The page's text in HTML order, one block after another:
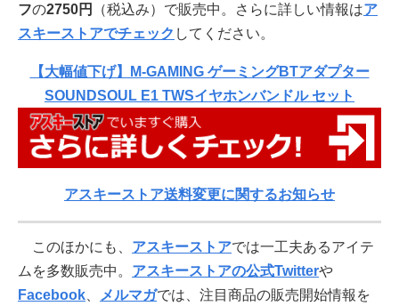
フの2750円 （税込み）で販売中。さらに詳しい情報はア
スキーストアでチェック してください。
【大幅値下げ】M-GAMING ゲーミングBTアダプター
SOUNDSOUL E1 TWSイヤホンバンドル セット
アスキーストア送料変更に関するお知らせ
このほかにも、 アスキーストアでは一工夫あるアイテ
ムを多数販売中。 アスキーストアの公式Twitterや
Facebook
メルマガでは、注目商品の販売開始情報を